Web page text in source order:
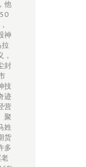
他
神
，
封
技
迹
营
聚
姓
货
多